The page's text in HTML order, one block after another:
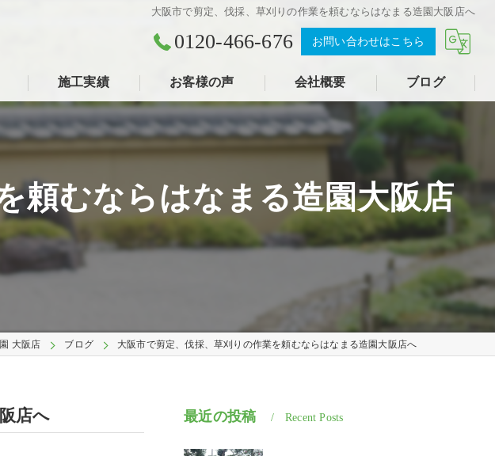
大阪市で剪定、伐採、草刈りの作業を頼むならはなまる造園大阪店へ
0120-466-676 お問い合わせはこちら
施工実績 お客様の声 会社概要 ブログ
頼むならはなまる造園大阪店
大阪店 ブログ 大阪市で剪定、伐採、草刈りの作業を頼むならはなまる造園大阪店へ
店へ 最近の投稿 Recent Posts